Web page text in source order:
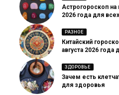
Астрогороскоп на
2026 года для
РАЗНОЕ
Китайский
августа 2026 года
ЗДОРОВЬЕ
Зачем есть
для здоровья